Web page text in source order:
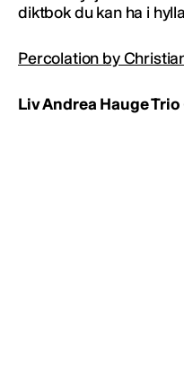
diktbok du kan ha i
Percolation by
Liv Andrea Hauge